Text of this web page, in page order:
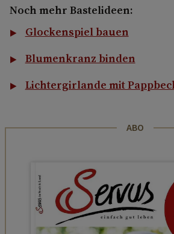
Noch mehr Bastelideen:
Glockenspiel bauen
Blumenkranz binden
Lichtergirlande mit
ABO